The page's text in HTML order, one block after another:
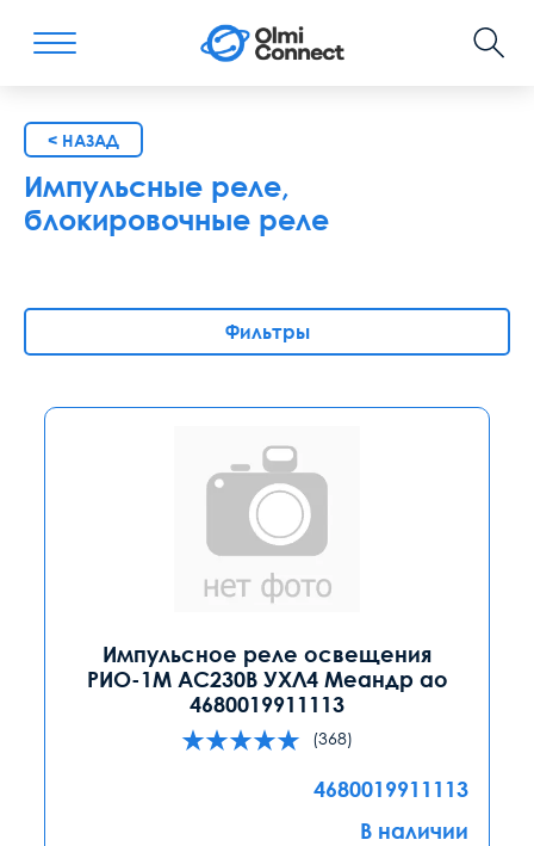
< НАЗАД
Импульсные реле,
блокировочные реле
Фильтры
Импульсное реле освещения
РИО-1М АС230В УХЛ4 Меандр ао
4680019911113
(368)
4680019911113
В наличии